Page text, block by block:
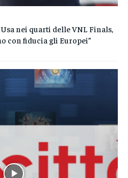
nei quarti delle VNL Finals,
con fiducia gli Europei”